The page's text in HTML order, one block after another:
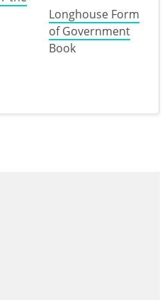
Longhouse Form
of Government
Book